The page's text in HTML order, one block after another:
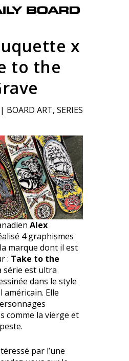
x
to the
| BOARD ART, SERIES
Alex
4 graphismes
marque dont il est
: Take to the
série est ultra
dans le style
Elle
comme la vierge et
par l’une